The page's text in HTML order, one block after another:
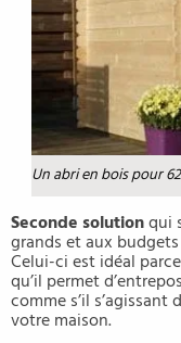
Un abri en bois pour
Seconde solutionqui
grands et aux
Celui-ci est idéal
qu’il permet
comme s’il
votre maison.